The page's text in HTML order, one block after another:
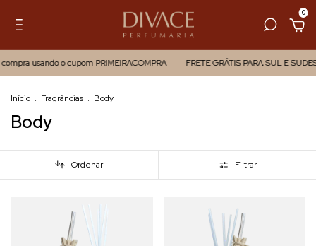
0
usando o cupom PRIMEIRACOMPRA FRETE GRÁTIS PARA SUL E
Início . Fragrâncias . Body
Body
Ordenar Filtrar